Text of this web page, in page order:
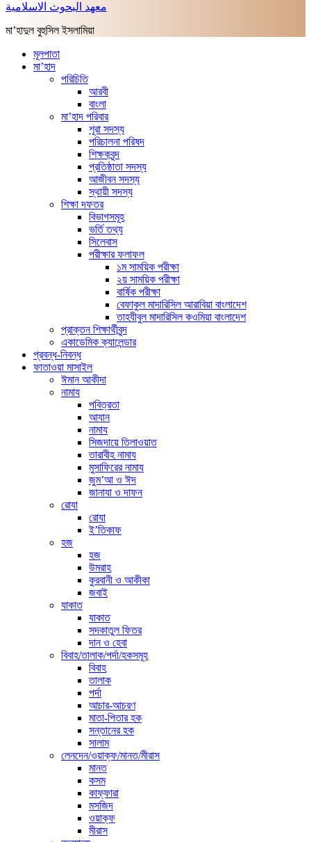
معهد البحوث الاسلامية
মা’হাদুল বুহুসিল ইসলামিয়া
মূলপাতা
মা’হাদ
পরিচিতি
আরবী
বাংলা
মা’হাদ পরিবার
শূরা সদস্য
পরিচালনা পরিষদ
শিক্ষকবৃন্দ
প্রতিষ্ঠাতা সদস্য
আজীবন সদস্য
স্থায়ী সদস্য
শিক্ষা দফতর
বিভাগসমূহ
ভর্তি তথ্য
সিলেবাস
পরীক্ষার ফলাফল
১ম সাময়িক পরীক্ষা
২য় সাময়িক পরীক্ষা
বার্ষিক পরীক্ষা
বেফাকুল মাদারিসিল আরাবিয়া বাংলাদেশ
তাহযীবুল মাদারিসিল কওমিয়া বাংলাদেশ
প্রাক্তন শিক্ষার্থীবৃন্দ
একাডেমিক ক্যালেন্ডার
প্রবন্ধ-নিবন্ধ
ফাতাওয়া মাসাইল
ঈমান আকীদা
নামায
পবিত্রতা
আযান
নামায
সিজদায়ে তিলাওয়াত
তারাবীহ নামায
মুসাফিরের নামায
জুম’আ ও ঈদ
জানাযা ও দাফন
রোযা
রোযা
ই’তিকাফ
হজ
হজ
উমরাহ
কুরবানী ও আকীকা
জবাই
যাকাত
যাকাত
সদকাতুল ফিতর
দান ও হেবা
বিবাহ/তালাক/পর্দা/হকসমূহ
বিবাহ
তালাক
পর্দা
আচার-আচরণ
মাতা-পিতার হক
সন্তানের হক
সালাম
লেনদেন/ওয়াক্ফ/মানত/মীরাস
মানত
কসম
কাফ্ফারা
মসজিদ
ওয়াক্ফ
মীরাস